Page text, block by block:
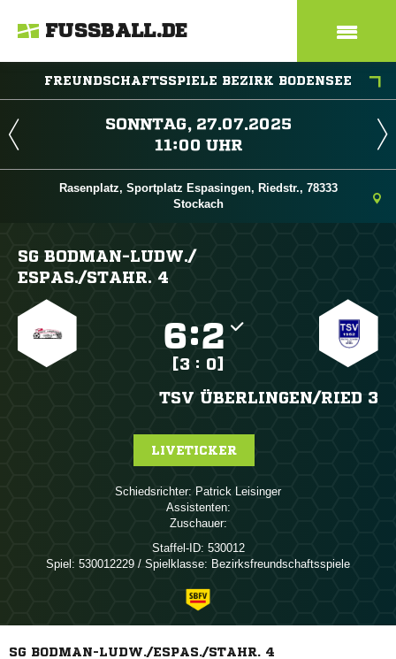
FUSSBALL.DE
FREUNDSCHAFTSSPIELE BEZIRK BODENSEE
 
 
Rasenplatz, Sportplatz Espasingen, Riedstr., 78333
Stockach
SG BODMAN-LUDW./​
ESPAS./​STAHR. 4
:
[3 : 0]
TSV ÜBERLINGEN/​RIED 3
LIVETICKER
Schiedsrichter:  
Assistenten:
Zuschauer:
Staffel-ID: 530012
Spiel: 530012229 / Spielklasse: Bezirksfreundschaftsspiele
SG BODMAN-LUDW./ESPAS./STAHR. 4